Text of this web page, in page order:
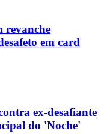
revanche
em card
ex-desafiante
do 'Noche'